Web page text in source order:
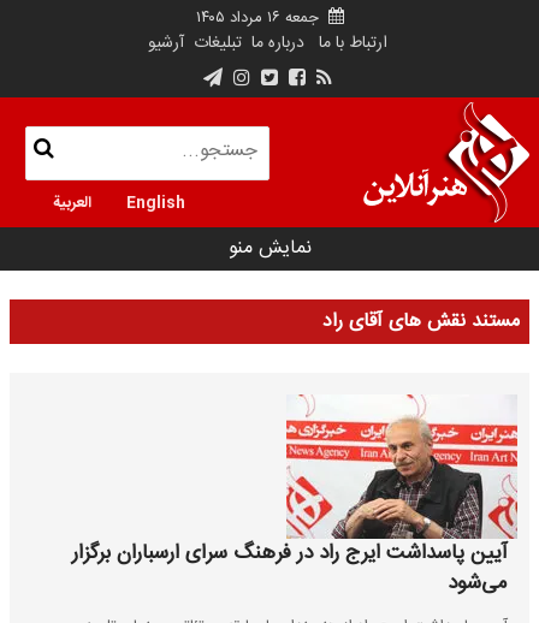
جمعه ۱۶ مرداد ۱۴۰۵
ارتباط با ما درباره ما تبلیغات آرشیو
English العربية
نمایش منو
مستند نقش های آقای راد
آیین پاسداشت ایرج راد در فرهنگ سرای ارسباران برگزار
می‌شود